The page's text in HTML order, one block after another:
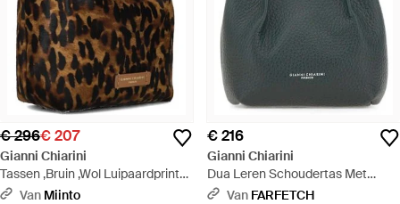
€ 296€ 207
Gianni Chiarini
Tassen ,Bruin ,Wol Luipaardprint
Schoudertas Dua 11108 - Bruin
Van Miinto
€ 216
Gianni Chiarini
Dua Leren Schoudertas Met
Textuur - Blauw
Van FARFETCH